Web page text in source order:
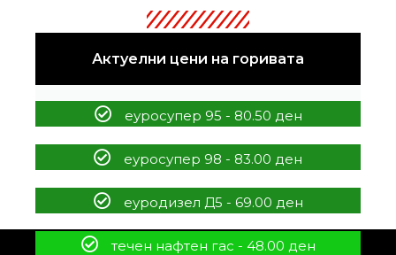
Актуелни цени на горивата
еуросупер 95 - 80.50 ден
еуросупер 98 - 83.00 ден
еуродизел Д5 - 69.00 ден
течен нафтен гас - 48.00 ден